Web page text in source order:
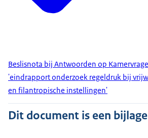
Beslisnota bij Antwoorden op
'eindrapport onderzoek regeldruk bij
en filantropische instellingen'
Dit document is een